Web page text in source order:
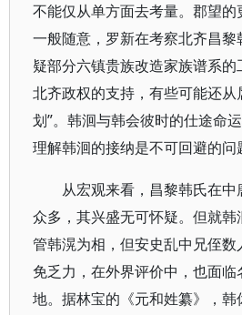
不能仅从单方面去考量。郡望
一般随意，罗新在考察北齐昌黎
疑部分六镇贵族改造家族谱系
北齐政权的支持，有些可能还
划”。韩洄与韩会彼时的仕途命
理解韩洄的接纳是不可回避的问
从宏观来看，昌黎韩氏在
众多，其兴盛无可怀疑。但就
管韩滉为相，但安史乱中兄侄
免乏力，在外界评价中，也面
地。据林宝的《元和姓纂》，